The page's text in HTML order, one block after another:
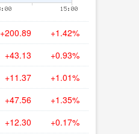
+200.89 +1.42%
+43.13 +0.93%
+11.37 +1.01%
+47.56 +1.35%
+12.30 +0.17%